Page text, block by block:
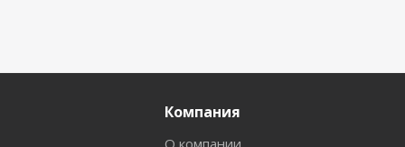
Компания
О компании